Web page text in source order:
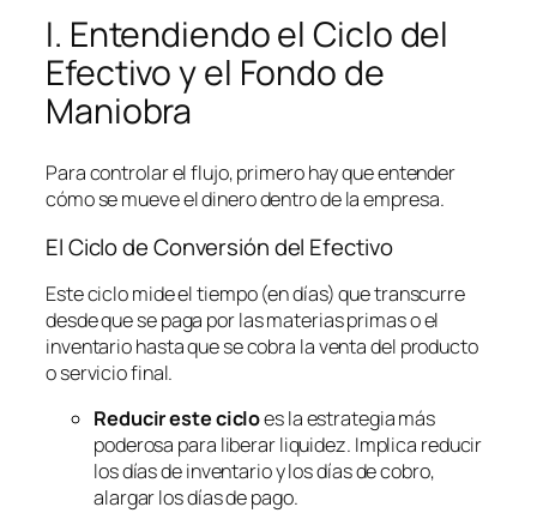
I. Entendiendo el Ciclo del
Efectivo y el Fondo de
Maniobra
Para controlar el flujo, primero hay que entender
cómo se mueve el dinero dentro de la empresa.
El Ciclo de Conversión del Efectivo
Este ciclo mide el tiempo (en días) que transcurre
desde que se paga por las materias primas o el
inventario hasta que se cobra la venta del producto
o servicio final.
Reducir este cicloes la estrategia más
poderosa para liberar liquidez. Implica reducir
los días de inventario y los días de cobro,
alargar los días de pago.